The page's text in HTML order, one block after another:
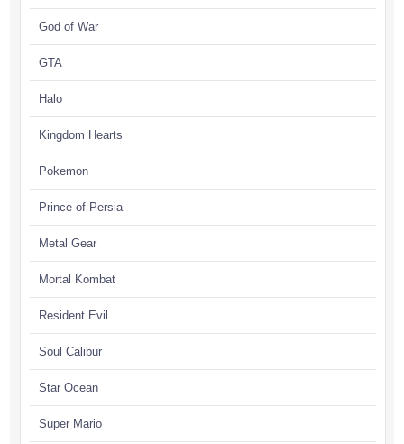
God of War
GTA
Halo
Kingdom Hearts
Pokemon
Prince of Persia
Metal Gear
Mortal Kombat
Resident Evil
Soul Calibur
Star Ocean
Super Mario